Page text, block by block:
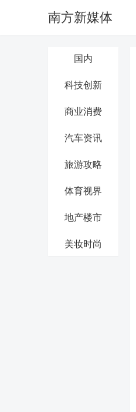
南方新媒体
国内
科技创新
商业消费
汽车资讯
旅游攻略
体育视界
地产楼市
美妆时尚